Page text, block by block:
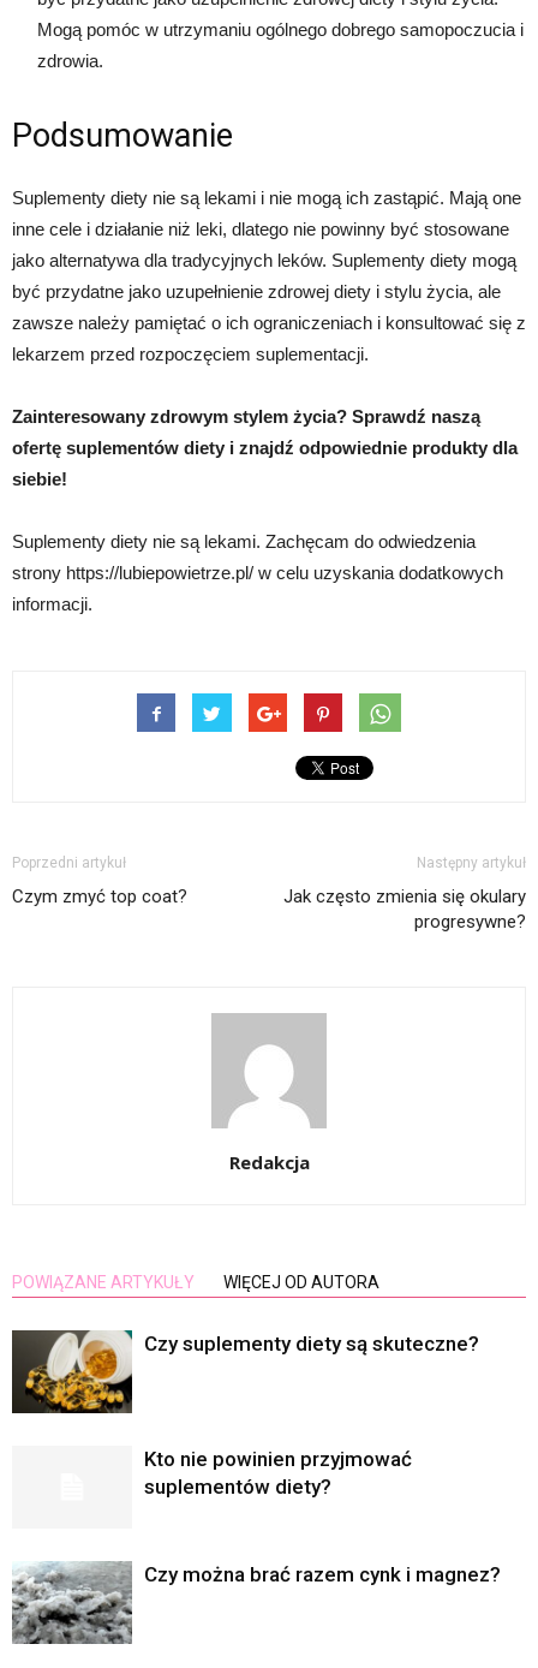
Mogą pomóc w utrzymaniu ogólnego dobrego samopoczucia i
zdrowia.
Podsumowanie
Suplementy diety nie są lekami i nie mogą ich zastąpić. Mają one
inne cele i działanie niż leki, dlatego nie powinny być stosowane
jako alternatywa dla tradycyjnych leków. Suplementy diety mogą
być przydatne jako uzupełnienie zdrowej diety i stylu życia, ale
zawsze należy pamiętać o ich ograniczeniach i konsultować się z
lekarzem przed rozpoczęciem suplementacji.
Zainteresowany zdrowym stylem życia? Sprawdź naszą
ofertę suplementów diety i znajdź odpowiednie produkty dla
siebie!
Suplementy diety nie są lekami. Zachęcam do odwiedzenia
strony https://lubiepowietrze.pl/ w celu uzyskania dodatkowych
informacji.
Poprzedni artykuł
Czym zmyć top coat?
Następny artykuł
Jak często zmienia się okulary
progresywne?
Redakcja
POWIĄZANE ARTYKUŁY WIĘCEJ OD AUTORA
Czy suplementy diety są skuteczne?
Kto nie powinien przyjmować
suplementów diety?
Czy można brać razem cynk i magnez?